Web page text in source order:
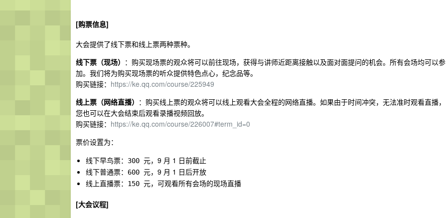
[购票信息]
大会提供了线下票和线上票两种票种。
线下票（现场） ：购买现场票的观众将可以前往现场，获得与讲师近距离接触以及面对面提问的机会。所有会场均可以参
加。我们将为购买现场票的听众提供特色点心，纪念品等。
购买链接： https://ke.qq.com/course/225949
线上票（网络直播） ：购买线上票的观众将可以线上观看大会全程的网络直播。如果由于时间冲突，无法准时观看直播，
您也可以在大会结束后观看录播视频回放。
购买链接： https://ke.qq.com/course/226007#term_id=0
票价设置为：
线下早鸟票：
300 元，9 月 1 日前截止
线下普通票：
600 元，9 月 1 日后开放
线上直播票：
150 元，可观看所有会场的现场直播
[大会议程]